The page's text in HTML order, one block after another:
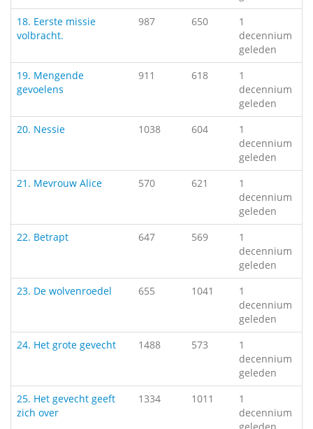
18. Eerste missie
volbracht.
987 650
1
decennium
geleden
19. Mengende
gevoelens
911 618
1
decennium
geleden
20. Nessie
1038 604
1
decennium
geleden
21. Mevrouw Alice
570 621
1
decennium
geleden
22. Betrapt
647 569
1
decennium
geleden
23. De wolvenroedel
655 1041
1
decennium
geleden
24. Het grote gevecht
1488 573
1
decennium
geleden
25. Het gevecht geeft
zich over
1334 1011
1
decennium